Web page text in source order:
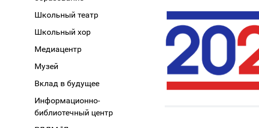
Школьный театр
Школьный хор
Медиацентр
Музей
Вклад в будущее
Информационно-
библиотечный центр